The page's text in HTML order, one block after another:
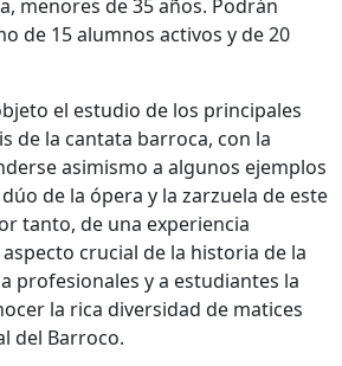
menores de 35 años. Podrán
de 15 alumnos activos y de 20
el estudio de los principales
de la cantata barroca, con la
asimismo a algunos ejemplos
de la ópera y la zarzuela de este
tanto, de una experiencia
crucial de la historia de la
profesionales y a estudiantes la
la rica diversidad de matices
del Barroco.